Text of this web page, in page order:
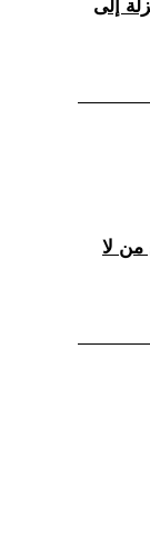
إلى
من لا